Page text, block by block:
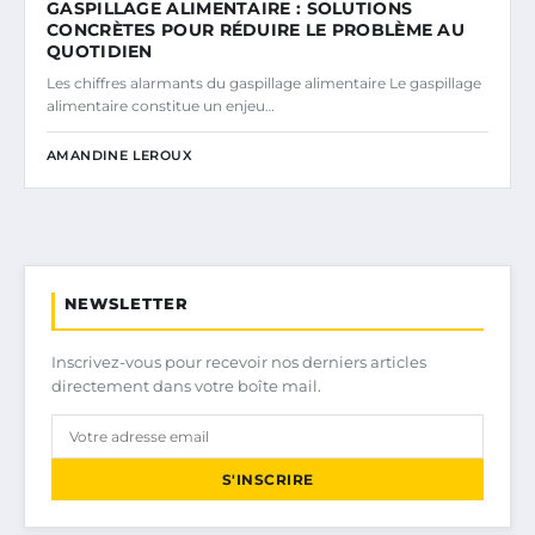
GASPILLAGE ALIMENTAIRE : SOLUTIONS
CONCRÈTES POUR RÉDUIRE LE PROBLÈME AU
QUOTIDIEN
Les chiffres alarmants du gaspillage alimentaire Le gaspillage
alimentaire constitue un enjeu…
AMANDINE LEROUX
NEWSLETTER
Inscrivez-vous pour recevoir nos derniers articles
directement dans votre boîte mail.
S'INSCRIRE